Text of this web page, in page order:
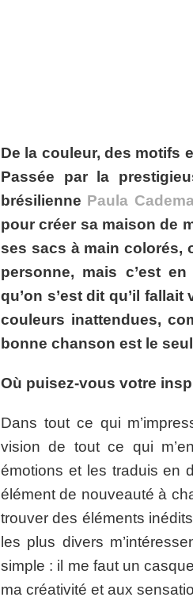
De la couleur, des motifs
Passée par la
brésilienne Paula
pour créer sa maison de
ses sacs à main colorés,
personne, mais c’est
qu’on s’est dit qu’il
couleurs inattendues,
bonne chanson est le
Où puisez-vous votre
Dans tout ce qui
vision de tout ce qui
émotions et les traduis en
élément de nouveauté à
trouver des éléments
les plus divers
simple : il me faut un
ma créativité et aux